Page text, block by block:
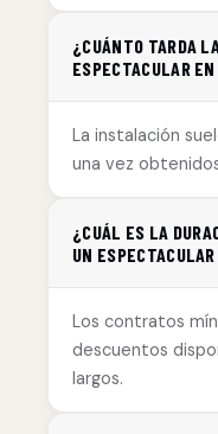
¿CUÁNTO TARDA
ESPECTACULAR
La instalación
una vez
¿CUÁL ES LA
UN
Los contratos
descuentos
largos.